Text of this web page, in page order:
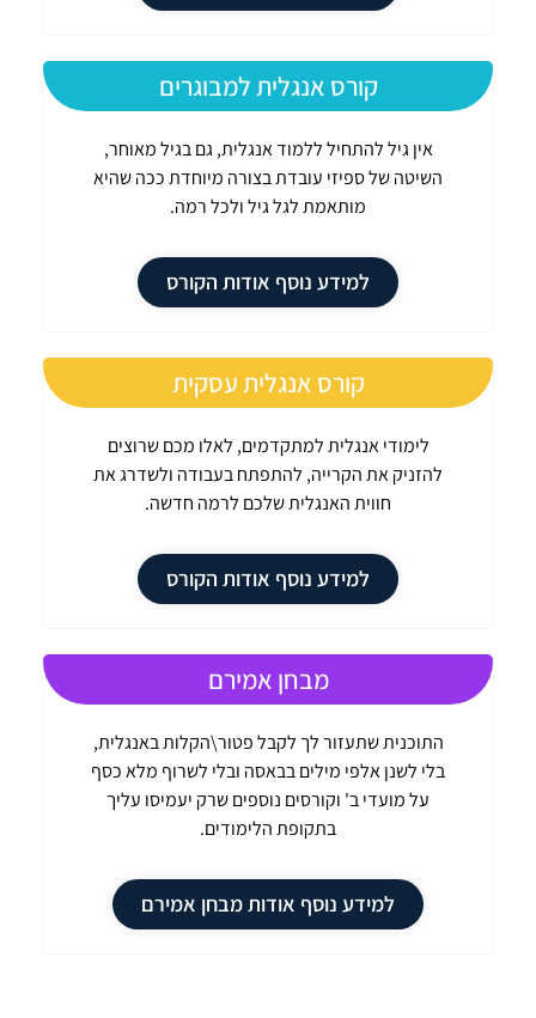
קורס אנגלית למבוגרים
אין גיל להתחיל ללמוד אנגלית, גם בגיל מאוחר,
השיטה של ספיזי עובדת בצורה מיוחדת ככה שהיא
מותאמת לגל גיל ולכל רמה.
למידע נוסף אודות הקורס
קורס אנגלית עסקית
לימודי אנגלית למתקדמים, לאלו מכם שרוצים
להזניק את הקרייה, להתפתח בעבודה ולשדרג את
חווית האנגלית שלכם לרמה חדשה.
למידע נוסף אודות הקורס
מבחן אמירם
התוכנית שתעזור לך לקבל פטור\הקלות באנגלית,
בלי לשנן אלפי מילים בבאסה ובלי לשרוף מלא כסף
על מועדי ב' וקורסים נוספים שרק יעמיסו עליך
בתקופת הלימודים.
למידע נוסף אודות מבחן אמירם